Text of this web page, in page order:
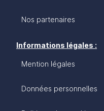
Nos partenaires
Informations légales :
Mention légales
Données personnelles